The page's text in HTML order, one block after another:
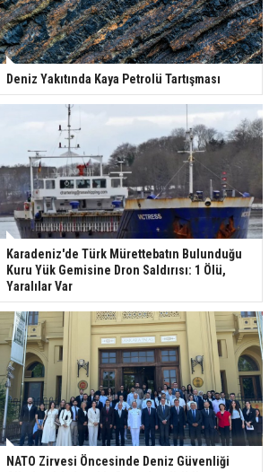
Deniz Yakıtında Kaya Petrolü Tartışması
Karadeniz'de Türk Mürettebatın Bulunduğu
Kuru Yük Gemisine Dron Saldırısı: 1 Ölü,
Yaralılar Var
NATO Zirvesi Öncesinde Deniz Güvenliği